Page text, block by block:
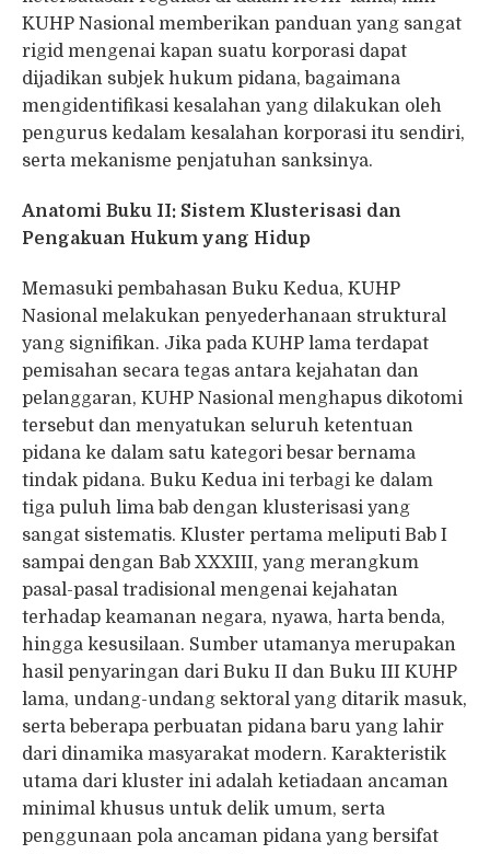
KUHP Nasional memberikan panduan yang sangat
rigid mengenai kapan suatu korporasi dapat
dijadikan subjek hukum pidana, bagaimana
mengidentifikasi kesalahan yang dilakukan oleh
pengurus kedalam kesalahan korporasi itu sendiri,
serta mekanisme penjatuhan sanksinya.
Anatomi Buku II: Sistem Klusterisasi dan
Pengakuan Hukum yang Hidup
Memasuki pembahasan Buku Kedua, KUHP
Nasional melakukan penyederhanaan struktural
yang signifikan. Jika pada KUHP lama terdapat
pemisahan secara tegas antara kejahatan dan
pelanggaran, KUHP Nasional menghapus dikotomi
tersebut dan menyatukan seluruh ketentuan
pidana ke dalam satu kategori besar bernama
tindak pidana. Buku Kedua ini terbagi ke dalam
tiga puluh lima bab dengan klusterisasi yang
sangat sistematis. Kluster pertama meliputi Bab I
sampai dengan Bab XXXIII, yang merangkum
pasal-pasal tradisional mengenai kejahatan
terhadap keamanan negara, nyawa, harta benda,
hingga kesusilaan. Sumber utamanya merupakan
hasil penyaringan dari Buku II dan Buku III KUHP
lama, undang-undang sektoral yang ditarik masuk,
serta beberapa perbuatan pidana baru yang lahir
dari dinamika masyarakat modern. Karakteristik
utama dari kluster ini adalah ketiadaan ancaman
minimal khusus untuk delik umum, serta
penggunaan pola ancaman pidana yang bersifat